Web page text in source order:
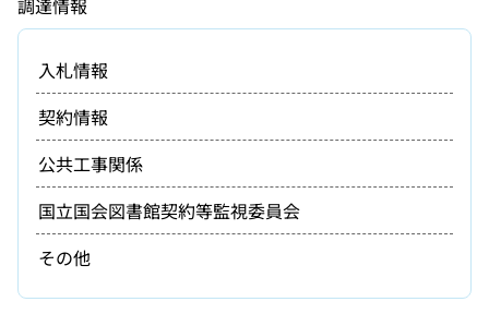
調達情報
入札情報
契約情報
公共工事関係
国立国会図書館契約等監視委員会
その他